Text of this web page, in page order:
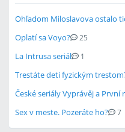
Ohľadom Miloslavova ostalo
Oplatí sa Voyo? 25
La Intrusa seriál 1
Trestáte deti fyzickým
České seriály Vyprávěj a První
Sex v meste. Pozeráte ho? 7